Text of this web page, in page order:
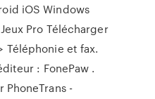
iOS Windows
Pro Télécharger
Téléphonie et fax.
: FonePaw .
PhoneTrans -